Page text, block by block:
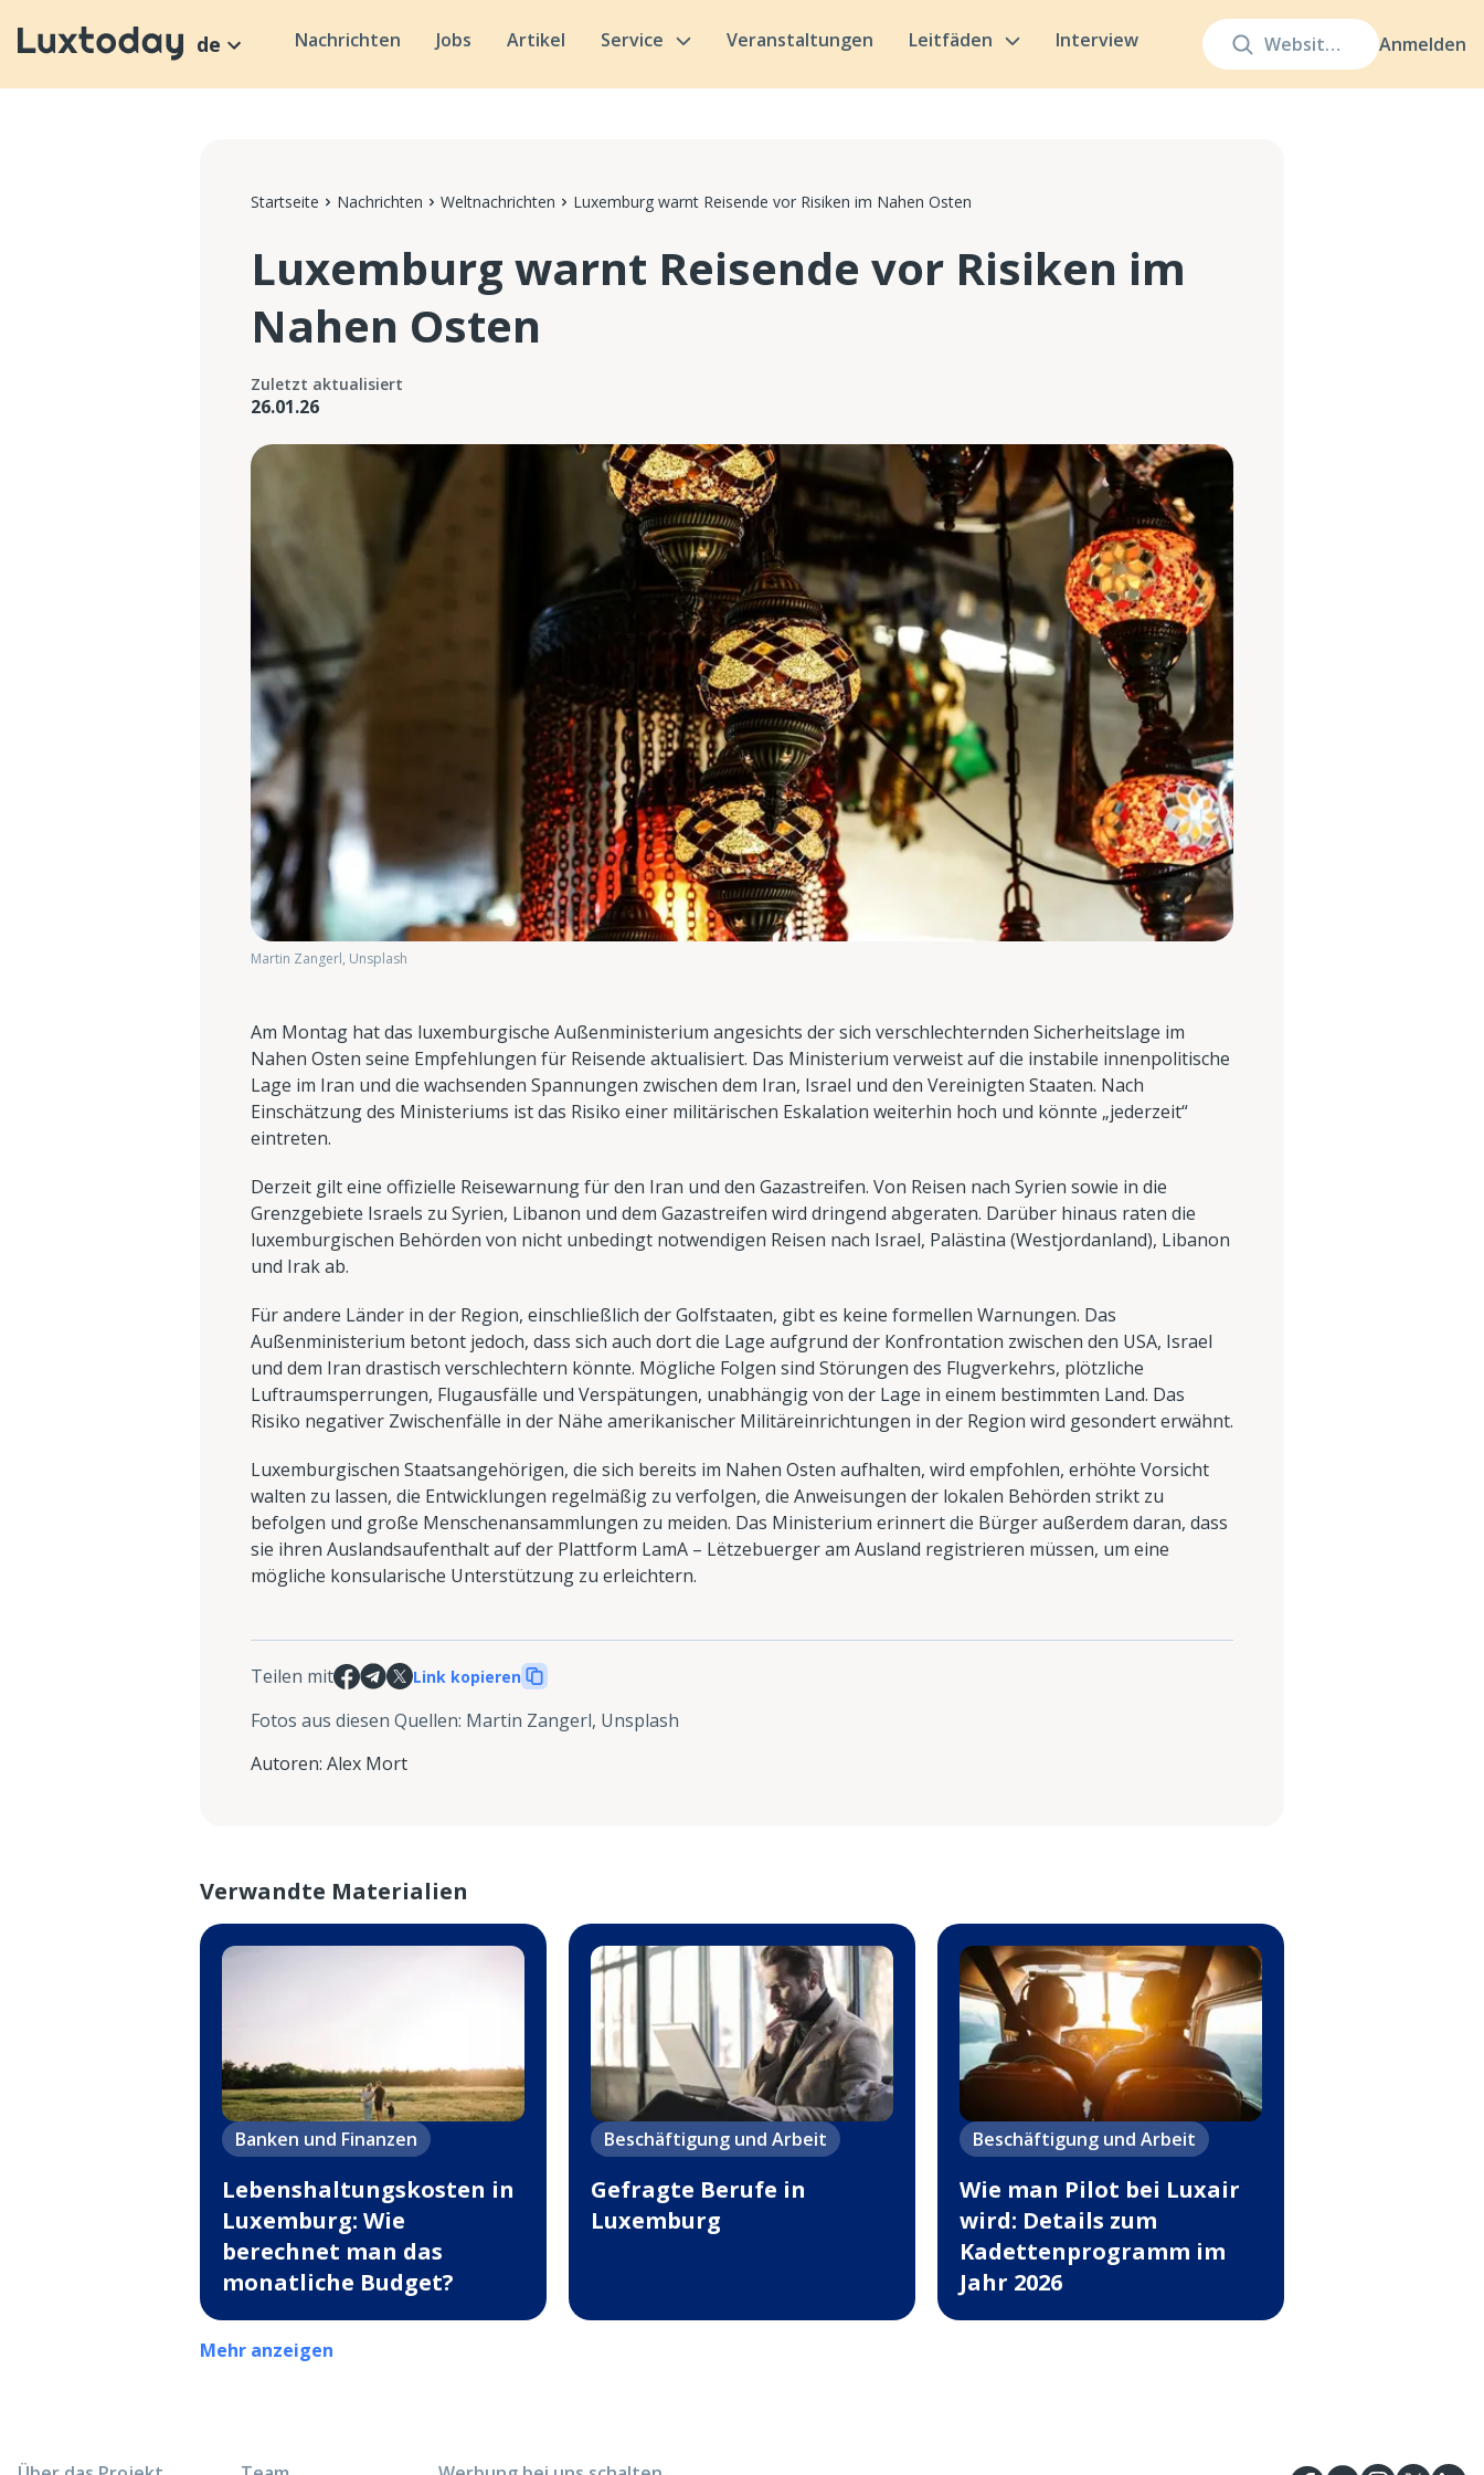
Anmelden
de Nachrichten Jobs Artikel Service Veranstaltungen Leitfäden Interview
Startseite Nachrichten Weltnachrichten Luxemburg warnt Reisende vor Risiken im Nahen Osten
Luxemburg warnt Reisende vor Risiken im
Nahen Osten
Zuletzt aktualisiert
26.01.26
Martin Zangerl, Unsplash
Am Montag hat das luxemburgische Außenministerium angesichts der sich verschlechternden Sicherheitslage im
Nahen Osten seine Empfehlungen für Reisende aktualisiert. Das Ministerium verweist auf die instabile innenpolitische
Lage im Iran und die wachsenden Spannungen zwischen dem Iran, Israel und den Vereinigten Staaten. Nach
Einschätzung des Ministeriums ist das Risiko einer militärischen Eskalation weiterhin hoch und könnte „jederzeit“
eintreten.
Derzeit gilt eine offizielle Reisewarnung für den Iran und den Gazastreifen. Von Reisen nach Syrien sowie in die
Grenzgebiete Israels zu Syrien, Libanon und dem Gazastreifen wird dringend abgeraten. Darüber hinaus raten die
luxemburgischen Behörden von nicht unbedingt notwendigen Reisen nach Israel, Palästina (Westjordanland), Libanon
und Irak ab.
Für andere Länder in der Region, einschließlich der Golfstaaten, gibt es keine formellen Warnungen. Das
Außenministerium betont jedoch, dass sich auch dort die Lage aufgrund der Konfrontation zwischen den USA, Israel
und dem Iran drastisch verschlechtern könnte. Mögliche Folgen sind Störungen des Flugverkehrs, plötzliche
Luftraumsperrungen, Flugausfälle und Verspätungen, unabhängig von der Lage in einem bestimmten Land. Das
Risiko negativer Zwischenfälle in der Nähe amerikanischer Militäreinrichtungen in der Region wird gesondert erwähnt.
Luxemburgischen Staatsangehörigen, die sich bereits im Nahen Osten aufhalten, wird empfohlen, erhöhte Vorsicht
walten zu lassen, die Entwicklungen regelmäßig zu verfolgen, die Anweisungen der lokalen Behörden strikt zu
befolgen und große Menschenansammlungen zu meiden. Das Ministerium erinnert die Bürger außerdem daran, dass
sie ihren Auslandsaufenthalt auf der Plattform LamA – Lëtzebuerger am Ausland registrieren müssen, um eine
mögliche konsularische Unterstützung zu erleichtern.
Teilen mit Link kopieren
Fotos aus diesen Quellen: Martin Zangerl, Unsplash
Autoren: Alex Mort
Verwandte Materialien
Banken und Finanzen
Lebenshaltungskosten in
Luxemburg: Wie
berechnet man das
monatliche Budget?
Beschäftigung und Arbeit
Gefragte Berufe in
Luxemburg
Beschäftigung und Arbeit
Wie man Pilot bei Luxair
wird: Details zum
Kadettenprogramm im
Jahr 2026
Mehr anzeigen